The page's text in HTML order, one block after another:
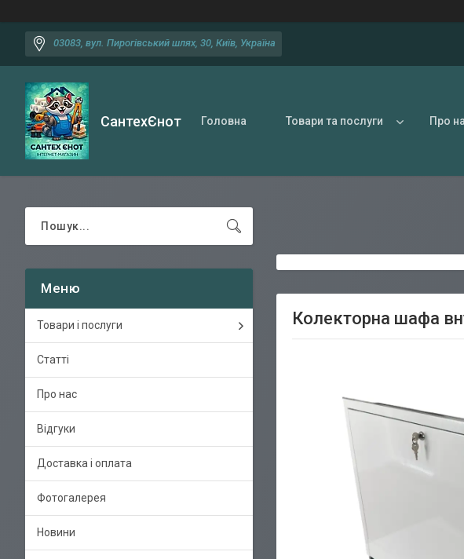
03083, вул. Пирогівський шлях, 30, Київ, Україна
СантехЄнот Головна Товари та послуги Про
Колекторна шафа
Товари і послуги
Статті
Про нас
Відгуки
Доставка і оплата
Фотогалерея
Новини